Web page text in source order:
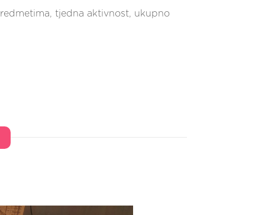
tjedna aktivnost, ukupno